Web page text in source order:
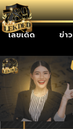
เลขเด็ด ข่า